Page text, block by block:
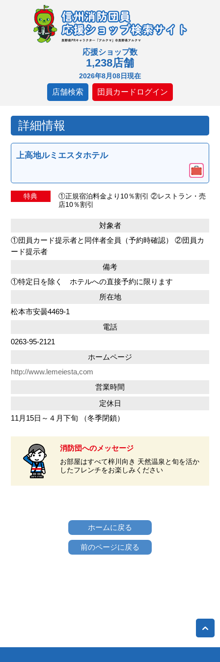
応援ショップ数
1,238店舗
2026年8月08日現在
店舗検索 団員カードログイン
詳細情報
上高地ルミエスタホテル
特典
①正規宿泊料金より10％割引 ②レストラン・売
店10％割引
対象者
①団員カード提示者と同伴者全員（予約時確認） ②団員カ
ード提示者
備考
①特定日を除く ホテルへの直接予約に限ります
所在地
松本市安曇4469-1
電話
0263-95-2121
ホームページ
http://www.lemeiesta,com
営業時間
定休日
11月15日～４月下旬 （冬季閉鎖）
消防団へのメッセージ
お部屋はすべて梓川向き 天然温泉と旬を活か
したフレンチをお楽しみください
ホームに戻る
前のページに戻る